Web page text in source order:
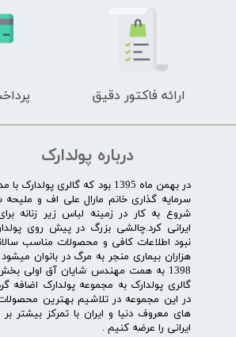
ارائه فاکتور دقیق
درباره پولدارک
در بهمن ماه 1395 بود که گالری
سرمایه گذاری خانم مارال علی اف و ملیحه
شروع به کار در زمینه لباس زیر زنانه
ایرانی کرد.چالشی بزرگ در پیش روی
نبود اطلاعات کافی و محصولات مناسب
هزاران بیماری منجر به مرگ در بانوان
1398 به همت مهندس شایان آق اولی
گالری پولدارک به مجموعه پولدارک اضافه
در این مجموعه در تلاشیم بهترین محصولات
های معروف دنیا و ایران با تمرکز بیشتر بر
ایرانی را عرضه کنیم .​​​​​​​